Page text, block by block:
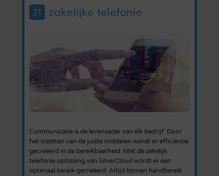
Communicatie is de levensader van elk bedrijf. Door
het inzetten van de juiste middelen wordt er efficiëntie
gecreëerd in de bereikbaarheid. Met de zakelijk
telefonie oplossing van SilverCloud wordt er een
optimaal bereik gecreëerd. Altijd binnen handbereik